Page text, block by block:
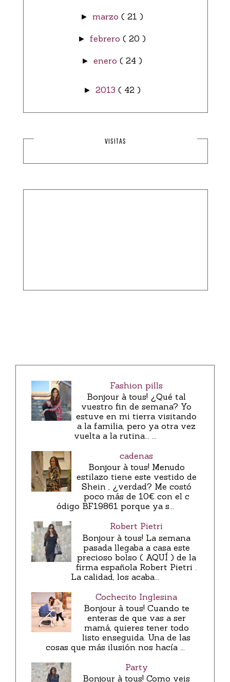
► marzo ( 21 )
► febrero ( 20 )
► enero ( 24 )
► 2013 ( 42 )
VISITAS
Fashion pills
Bonjour à tous! ¿Qué tal
vuestro fin de semana? Yo
estuve en mi tierra visitando
a la familia, pero ya otra vez
vuelta a la rutina... ...
cadenas
Bonjour à tous! Menudo
estilazo tiene este vestido de
Shein , ¿verdad? Me costó
poco más de 10€ con el c
ódigo BF19861 porque ya s...
Robert Pietri
Bonjour à tous! La semana
pasada llegaba a casa este
precioso bolso ( AQUÍ ) de la
firma española Robert Pietri .
La calidad, los acaba...
Cochecito Inglesina
Bonjour à tous! Cuando te
enteras de que vas a ser
mamá, quieres tener todo
listo enseguida. Una de las
cosas que más ilusión nos hacía ...
Party
Bonjour à tous! Como veis